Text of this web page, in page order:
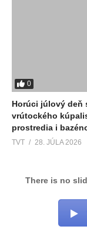
0
Horúci júlový deň
vrútockého
prostredia i
TVT 28. JÚLA 2026
There is no